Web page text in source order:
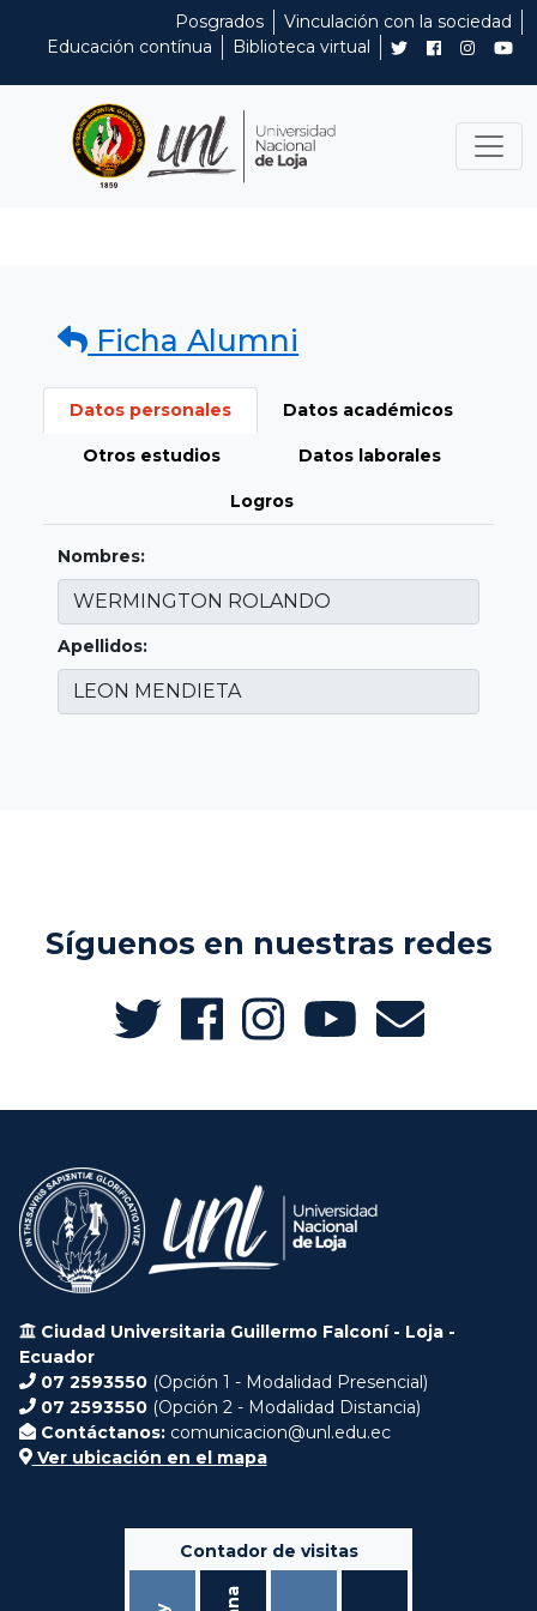
Posgrados
Vinculación con la sociedad
Educación contínua
Biblioteca virtual
Ficha Alumni
Datos personales Datos académicos
Otros estudios Datos laborales
Logros
Nombres:
Apellidos:
Síguenos en nuestras redes
Ciudad Universitaria Guillermo Falconí - Loja -
Ecuador
07 2593550 (Opción 1 - Modalidad Presencial)
07 2593550 (Opción 2 - Modalidad Distancia)
Contáctanos: comunicacion@unl.edu.ec
Ver ubicación en el mapa
Contador de visitas